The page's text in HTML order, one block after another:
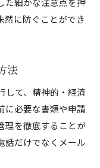
然に防ぐことができ
法
して、精神的・経済
に必要な書類や申請
理を徹底することが
話だけでなくメール